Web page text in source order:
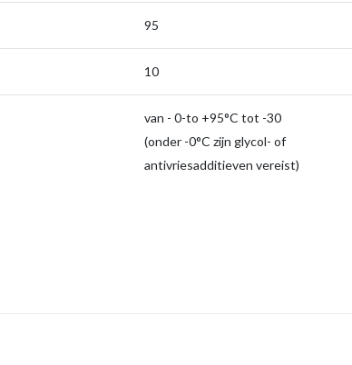
95
10
van - 0-to +95°C tot -30
(onder -0°C zijn glycol- of
antivriesadditieven vereist)